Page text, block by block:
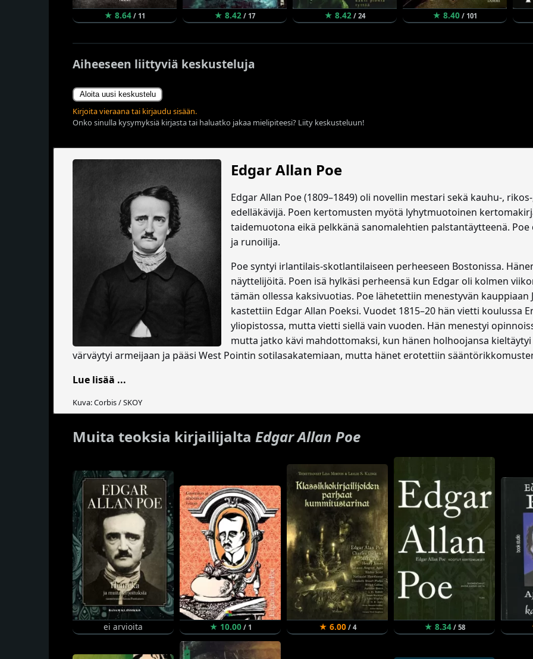
★ 8.64 / 11 ★ 8.42 / 17 ★ 8.42 / 24 ★ 8.40 / 101
Aiheeseen liittyviä keskusteluja
Aloita uusi keskustelu
Kirjoita vieraana tai kirjaudu sisään.
Onko sinulla kysymyksiä kirjasta tai haluatko jakaa mielipiteesi? Liity keskusteluun!
Edgar Allan Poe
Edgar Allan Poe (1809–1849) oli novellin mestari sekä kauhu-,
edelläkävijä. Poen kertomusten myötä lyhytmuotoinen
taidemuotona eikä pelkkänä sanomalehtien palstantäytteenä.
ja runoilija.
Poe syntyi irlantilais-skotlantilaiseen perheeseen Bostonissa.
näyttelijöitä. Poen isä hylkäsi perheensä kun Edgar oli kolmen
tämän ollessa kaksivuotias. Poe lähetettiin menestyvän kauppiaan
kastettiin Edgar Allan Poeksi. Vuodet 1815–20 hän vietti koulussa
yliopistossa, mutta vietti siellä vain vuoden. Hän menestyi
mutta jatko kävi mahdottomaksi, kun hänen holhoojansa
värväytyi armeijaan ja pääsi West Pointin sotilasakatemiaan, mutta hänet erotettiin
Lue lisää ...
Kuva: Corbis / SKOY
Muita teoksia kirjailijalta Edgar Allan Poe
ei arvioita ★ 10.00/ 1 ★ 6.00/ 4 ★ 8.34/ 58